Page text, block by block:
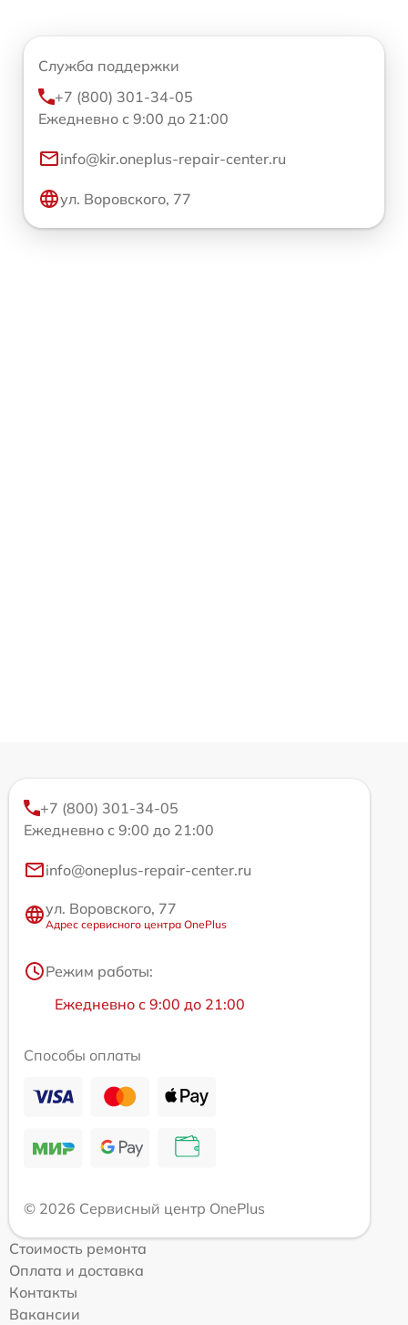
Служба поддержки
+7 (800) 301-34-05
Ежедневно с 9:00 до 21:00
info@kir.oneplus-repair-center.ru
ул. Воровского, 77
+7 (800) 301-34-05
Ежедневно с 9:00 до 21:00
info@oneplus-repair-center.ru
ул. Воровского, 77
Адрес сервисного центра OnePlus
Режим работы:
Ежедневно с 9:00 до 21:00
Способы оплаты
© 2026 Сервисный центр OnePlus
Стоимость ремонта
Оплата и доставка
Контакты
Вакансии